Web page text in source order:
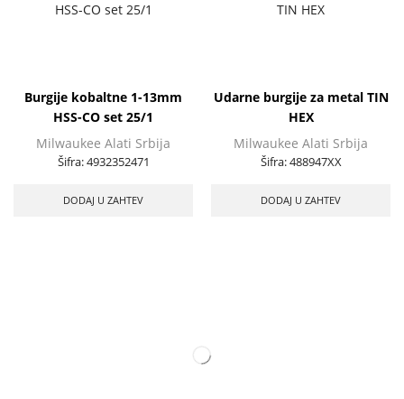
Burgije kobaltne 1-13mm
HSS-CO set 25/1
Milwaukee Alati Srbija
Šifra:4932352471
DODAJ U ZAHTEV
Udarne burgije za metal TIN
HEX
Milwaukee Alati Srbija
Šifra:488947XX
DODAJ U ZAHTEV